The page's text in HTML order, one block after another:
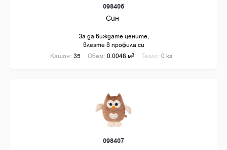
098406
Син
За да виждате цените,
влезте в профила си
Кашон: 35 Обем: 0.0048 м3 Тегло: 0 кг
098407